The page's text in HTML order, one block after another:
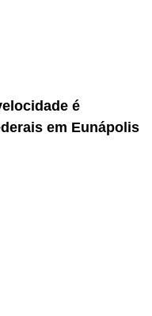
é
em Eunápolis